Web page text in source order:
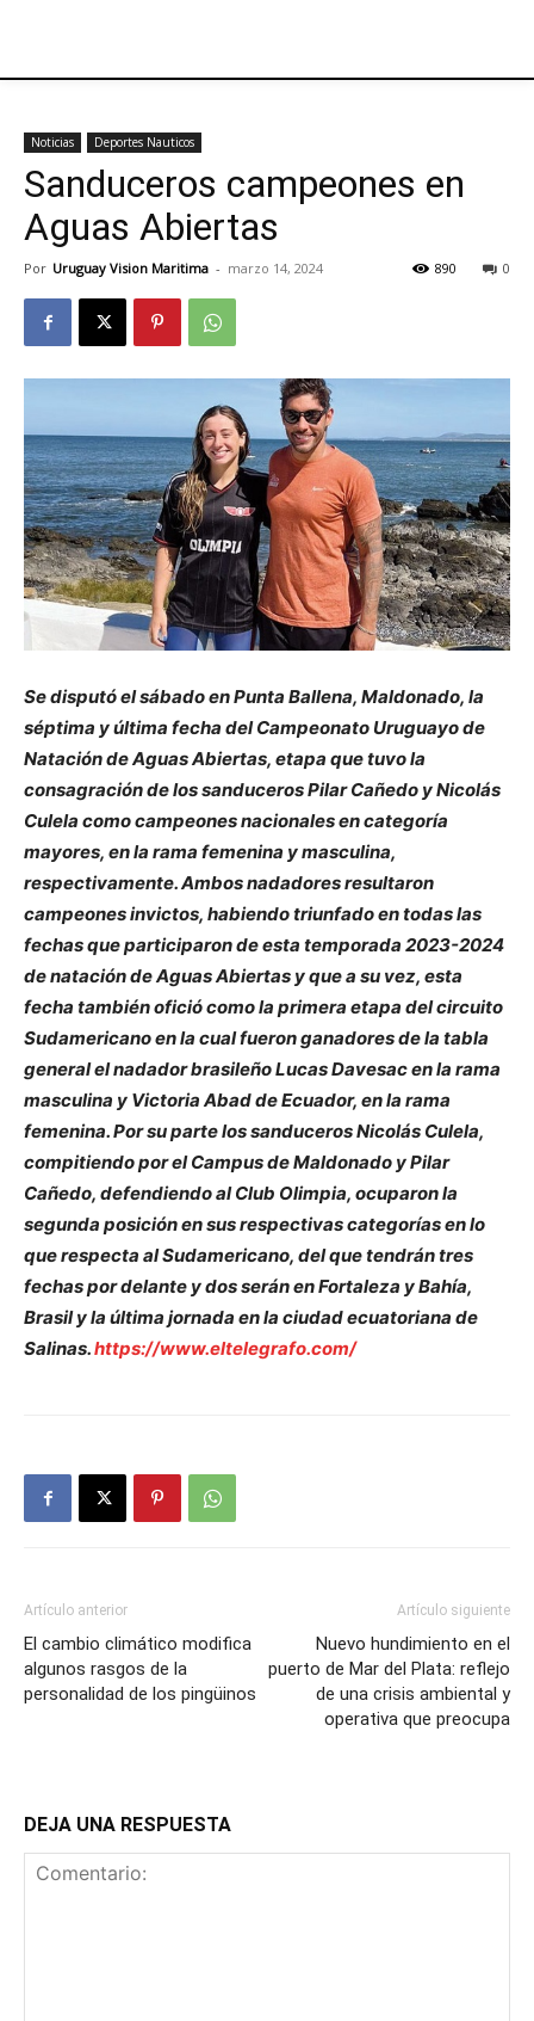
Noticias Deportes Nauticos
Sanduceros campeones en
Aguas Abiertas
Por Uruguay Vision Maritima - marzo 14, 2024 0
890
Se disputó el sábado en Punta Ballena, Maldonado, la
séptima y última fecha del Campeonato Uruguayo de
Natación de Aguas Abiertas, etapa que tuvo la
consagración de los sanduceros Pilar Cañedo y Nicolás
Culela como campeones nacionales en categoría
mayores, en la rama femenina y masculina,
respectivamente. Ambos nadadores resultaron
campeones invictos, habiendo triunfado en todas las
fechas que participaron de esta temporada 2023-2024
de natación de Aguas Abiertas y que a su vez, esta
fecha también ofició como la primera etapa del circuito
Sudamericano en la cual fueron ganadores de la tabla
general el nadador brasileño Lucas Davesac en la rama
masculina y Victoria Abad de Ecuador, en la rama
femenina. Por su parte los sanduceros Nicolás Culela,
compitiendo por el Campus de Maldonado y Pilar
Cañedo, defendiendo al Club Olimpia, ocuparon la
segunda posición en sus respectivas categorías en lo
que respecta al Sudamericano, del que tendrán tres
fechas por delante y dos serán en Fortaleza y Bahía,
Brasil y la última jornada en la ciudad ecuatoriana de
Salinas.https://www.eltelegrafo.com/
Artículo anterior
El cambio climático modifica
algunos rasgos de la
personalidad de los pingüinos
Artículo siguiente
Nuevo hundimiento en el
puerto de Mar del Plata: reflejo
de una crisis ambiental y
operativa que preocupa
DEJA UNA RESPUESTA